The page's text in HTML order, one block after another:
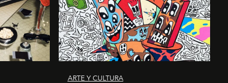
ARTE Y CULTURA